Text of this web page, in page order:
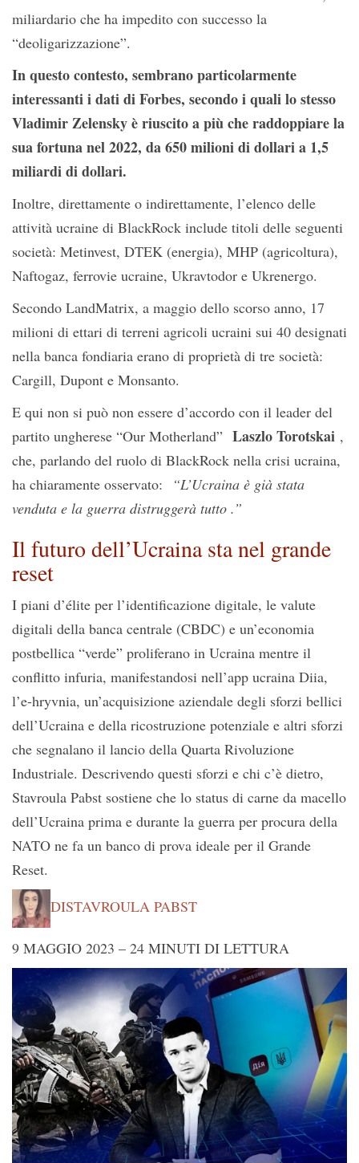
miliardario che ha impedito con successo la
“deoligarizzazione”.
In questo contesto, sembrano particolarmente
interessanti i dati di Forbes, secondo i quali lo stesso
Vladimir Zelensky è riuscito a più che raddoppiare la
sua fortuna nel 2022, da 650 milioni di dollari a 1,5
miliardi di dollari.
Inoltre, direttamente o indirettamente, l’elenco delle
attività ucraine di BlackRock include titoli delle seguenti
società: Metinvest, DTEK (energia), MHP (agricoltura),
Naftogaz, ferrovie ucraine, Ukravtodor e Ukrenergo.
Secondo LandMatrix, a maggio dello scorso anno, 17
milioni di ettari di terreni agricoli ucraini sui 40 designati
nella banca fondiaria erano di proprietà di tre società:
Cargill, Dupont e Monsanto.
E qui non si può non essere d’accordo con il leader del
partito ungherese “Our Motherland” Laszlo Torotskai ,
che, parlando del ruolo di BlackRock nella crisi ucraina,
ha chiaramente osservato:
“L’Ucraina è già stata
venduta e la guerra distruggerà tutto .”
Il futuro dell’Ucraina sta nel grande
reset
I piani d’élite per l’identificazione digitale, le valute
digitali della banca centrale (CBDC) e un’economia
postbellica “verde” proliferano in Ucraina mentre il
conflitto infuria, manifestandosi nell’app ucraina Diia,
l’e-hryvnia, un’acquisizione aziendale degli sforzi bellici
dell’Ucraina e della ricostruzione potenziale e altri sforzi
che segnalano il lancio della Quarta Rivoluzione
Industriale. Descrivendo questi sforzi e chi c’è dietro,
Stavroula Pabst sostiene che lo status di carne da macello
dell’Ucraina prima e durante la guerra per procura della
NATO ne fa un banco di prova ideale per il Grande
Reset.
DISTAVROULA PABST
9 MAGGIO 2023 – 24 MINUTI DI LETTURA